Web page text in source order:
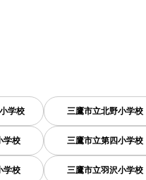
学校 三鷹市立北野小学校
学校 三鷹市立第四小学校
学校 三鷹市立羽沢小学校